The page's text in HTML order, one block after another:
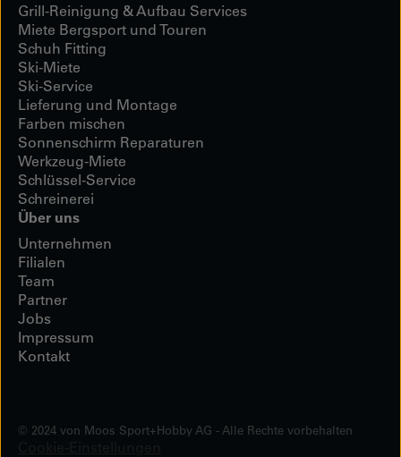
Grill-Reinigung & Aufbau Services
Miete Bergsport und Touren
Schuh Fitting
Ski-Miete
Ski-Service
Lieferung und Montage
Farben mischen
Sonnenschirm Reparaturen
Werkzeug-Miete
Schlüssel-Service
Schreinerei
Über uns
Unternehmen
Filialen
Team
Partner
Jobs
Impressum
Kontakt
© 2024 von Moos Sport+Hobby AG - Alle Rechte vorbehalten